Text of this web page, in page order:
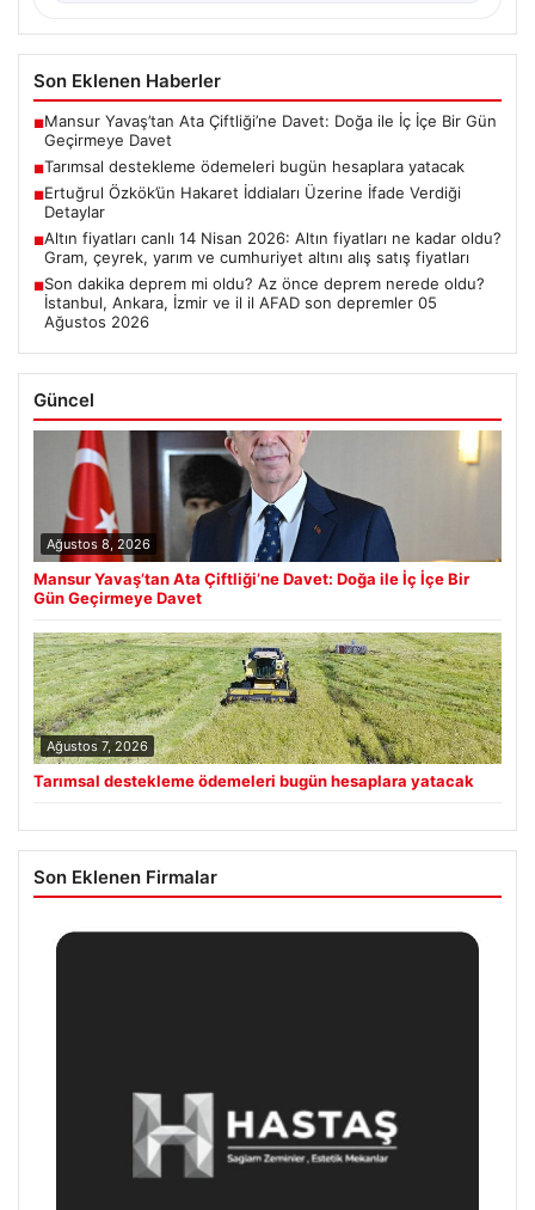
Son Eklenen Haberler
■Mansur Yavaş’tan Ata Çiftliği’ne Davet: Doğa ile İç İçe Bir Gün
Geçirmeye Davet
■Tarımsal destekleme ödemeleri bugün hesaplara yatacak
■Ertuğrul Özkök’ün Hakaret İddiaları Üzerine İfade Verdiği
Detaylar
■Altın fiyatları canlı 14 Nisan 2026: Altın fiyatları ne kadar oldu?
Gram, çeyrek, yarım ve cumhuriyet altını alış satış fiyatları
■Son dakika deprem mi oldu? Az önce deprem nerede oldu?
İstanbul, Ankara, İzmir ve il il AFAD son depremler 05
Ağustos 2026
Güncel
Ağustos 8, 2026
Mansur Yavaş’tan Ata Çiftliği’ne Davet: Doğa ile İç İçe Bir
Gün Geçirmeye Davet
Ağustos 7, 2026
Tarımsal destekleme ödemeleri bugün hesaplara yatacak
Son Eklenen Firmalar